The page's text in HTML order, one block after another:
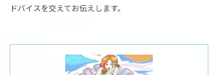
ドバイスを交えてお伝えします。